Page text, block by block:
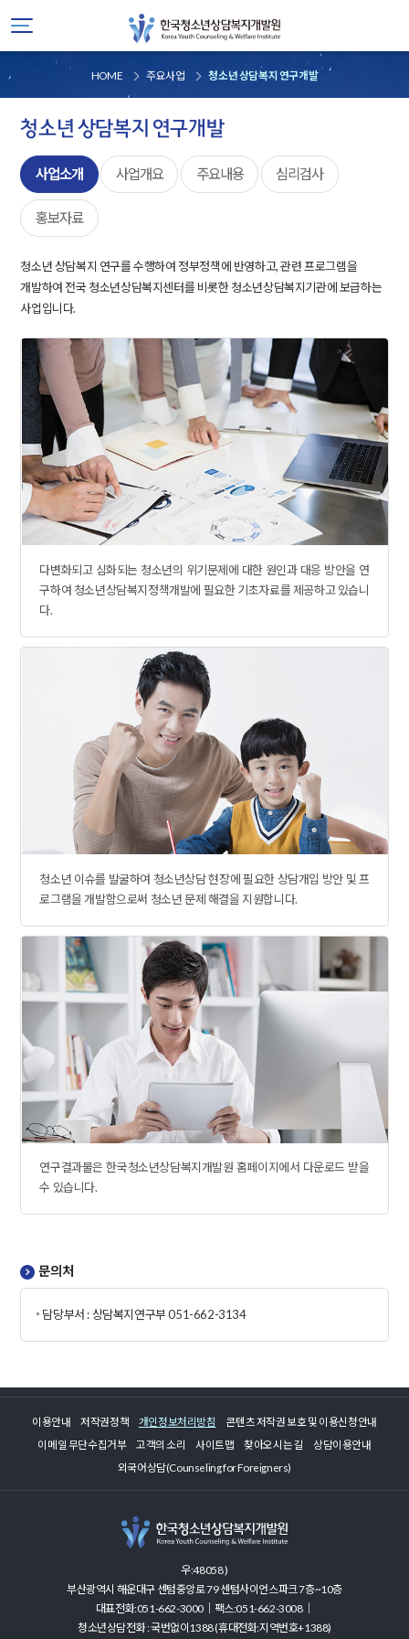
HOME 주요사업 청소년 상담복지 연구개발
청소년 상담복지 연구개발
사업소개 사업개요 주요내용 심리검사
홍보자료
청소년 상담복지 연구를 수행하여 정부정책에 반영하고, 관련 프로그램을
개발하여 전국 청소년상담복지센터를 비롯한 청소년상담복지기관에 보급하는
사업입니다.
청소년상담복지정책개발에 필요한 기초자료를 제공 관련 이미지
다변화되고 심화되는 청소년의 위기문제에 대한 원인과 대응 방안을 연
구하여 청소년상담복지정책개발에 필요한 기초자료를 제공하고 있습니
다.
청소년 문제해결 관련 이미지
청소년 이슈를 발굴하여 청소년상담 현장에 필요한 상담개입 방안 및 프
로그램을 개발함으로써 청소년 문제 해결을 지원합니다.
연국결과물 다운로드 관련 이미지
연구결과물은 한국청소년상담복지개발원 홈페이지에서 다운로드 받을
수 있습니다.
문의처
담당부서 : 상담복지연구부 051-662-3134
이용안내 저작권정책 개인정보처리방침
콘텐츠 저작권 보호 및 이용신청안내
이메일 무단수집거부
고객의 소리 사이트맵 찾아오시는 길
상담이용안내
외국어상담(Counseling for Foreigners)
우:48058 )
부산광역시 해운대구 센텀중앙로 79 센텀사이언스파크 7층~10층
대표전화:051-662-3000｜팩스:051-662-3008｜
청소년상담전화 : 국번없이1388 (휴대전화:지역번호+1388)